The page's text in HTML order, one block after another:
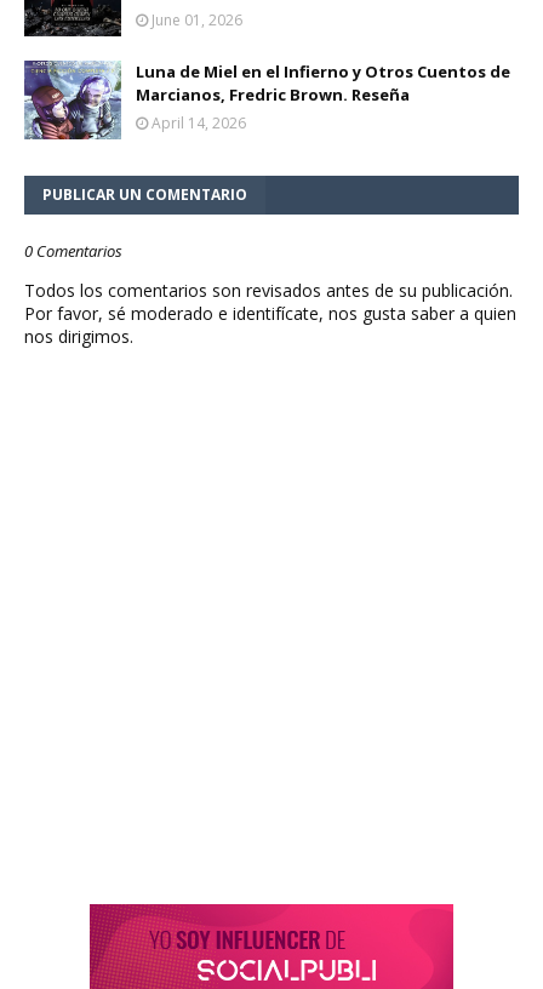
June 01, 2026
Luna de Miel en el Infierno y Otros Cuentos de
Marcianos, Fredric Brown. Reseña
April 14, 2026
PUBLICAR UN COMENTARIO
0 Comentarios
Todos los comentarios son revisados antes de su publicación.
Por favor, sé moderado e identifícate, nos gusta saber a quien
nos dirigimos.